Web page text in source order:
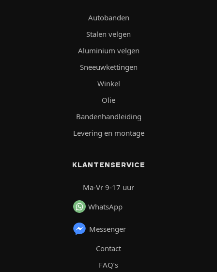
Autobanden
Stalen velgen
Aluminium velgen
Sneeuwkettingen
Winkel
Olie
Bandenhandleiding
Levering en montage
KLANTENSERVICE
Ma-Vr 9-17 uur
WhatsApp
Messenger
Contact
FAQ’s